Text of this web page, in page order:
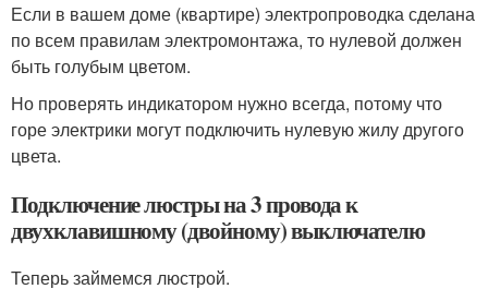
Если в вашем доме (квартире) электропроводка сделана
по всем правилам электромонтажа, то нулевой должен
быть голубым цветом.
Но проверять индикатором нужно всегда, потому что
горе электрики могут подключить нулевую жилу другого
цвета.
Подключение люстры на 3 провода к
двухклавишному (двойному) выключателю
Теперь займемся люстрой.